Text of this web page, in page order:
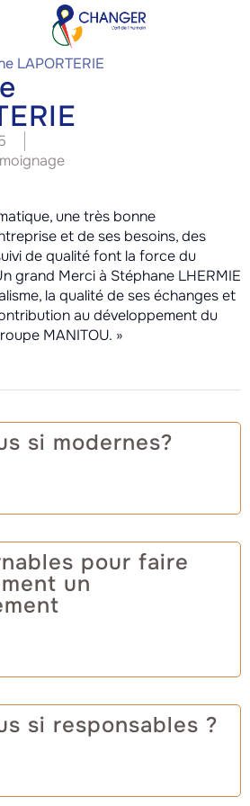
LAPORTERIE
une très bonne
et de ses besoins, des
de qualité font la force du
grand Merci à Stéphane LHERMIE
la qualité de ses échanges et
au développement du
MANITOU. »
si modernes?
pour faire
un
si responsables ?